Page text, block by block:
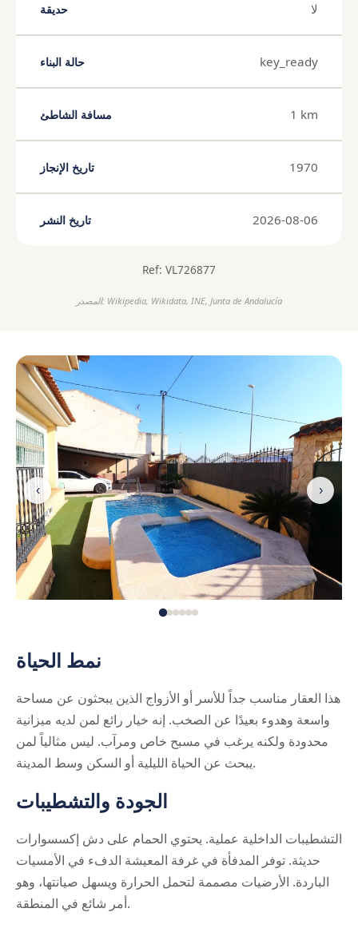
حديقة لا
حالة البناء key_ready
مسافة الشاطئ 1 km
تاريخ الإنجاز 1970
تاريخ النشر 2026-08-06
Ref: VL726877
المصدر: Wikipedia, Wikidata, INE, Junta de Andalucía
نمط الحياة
هذا العقار مناسب جداً للأسر أو الأزواج الذين يبحثون عن مساحة
واسعة وهدوء بعيدًا عن الصخب. إنه خيار رائع لمن لديه ميزانية
محدودة ولكنه يرغب في مسبح خاص ومرآب. ليس مثالياً لمن
يبحث عن الحياة الليلية أو السكن وسط المدينة.
الجودة والتشطيبات
التشطيبات الداخلية عملية. يحتوي الحمام على دش إكسسوارات
حديثة. توفر المدفأة في غرفة المعيشة الدفء في الأمسيات
الباردة. الأرضيات مصممة لتحمل الحرارة ويسهل صيانتها، وهو
أمر شائع في المنطقة.
‹ ›